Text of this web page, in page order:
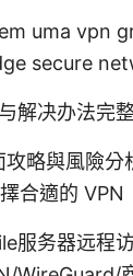
uma vpn
secure
解决办法完
略與風險分
合適的 VPN
服务器远程